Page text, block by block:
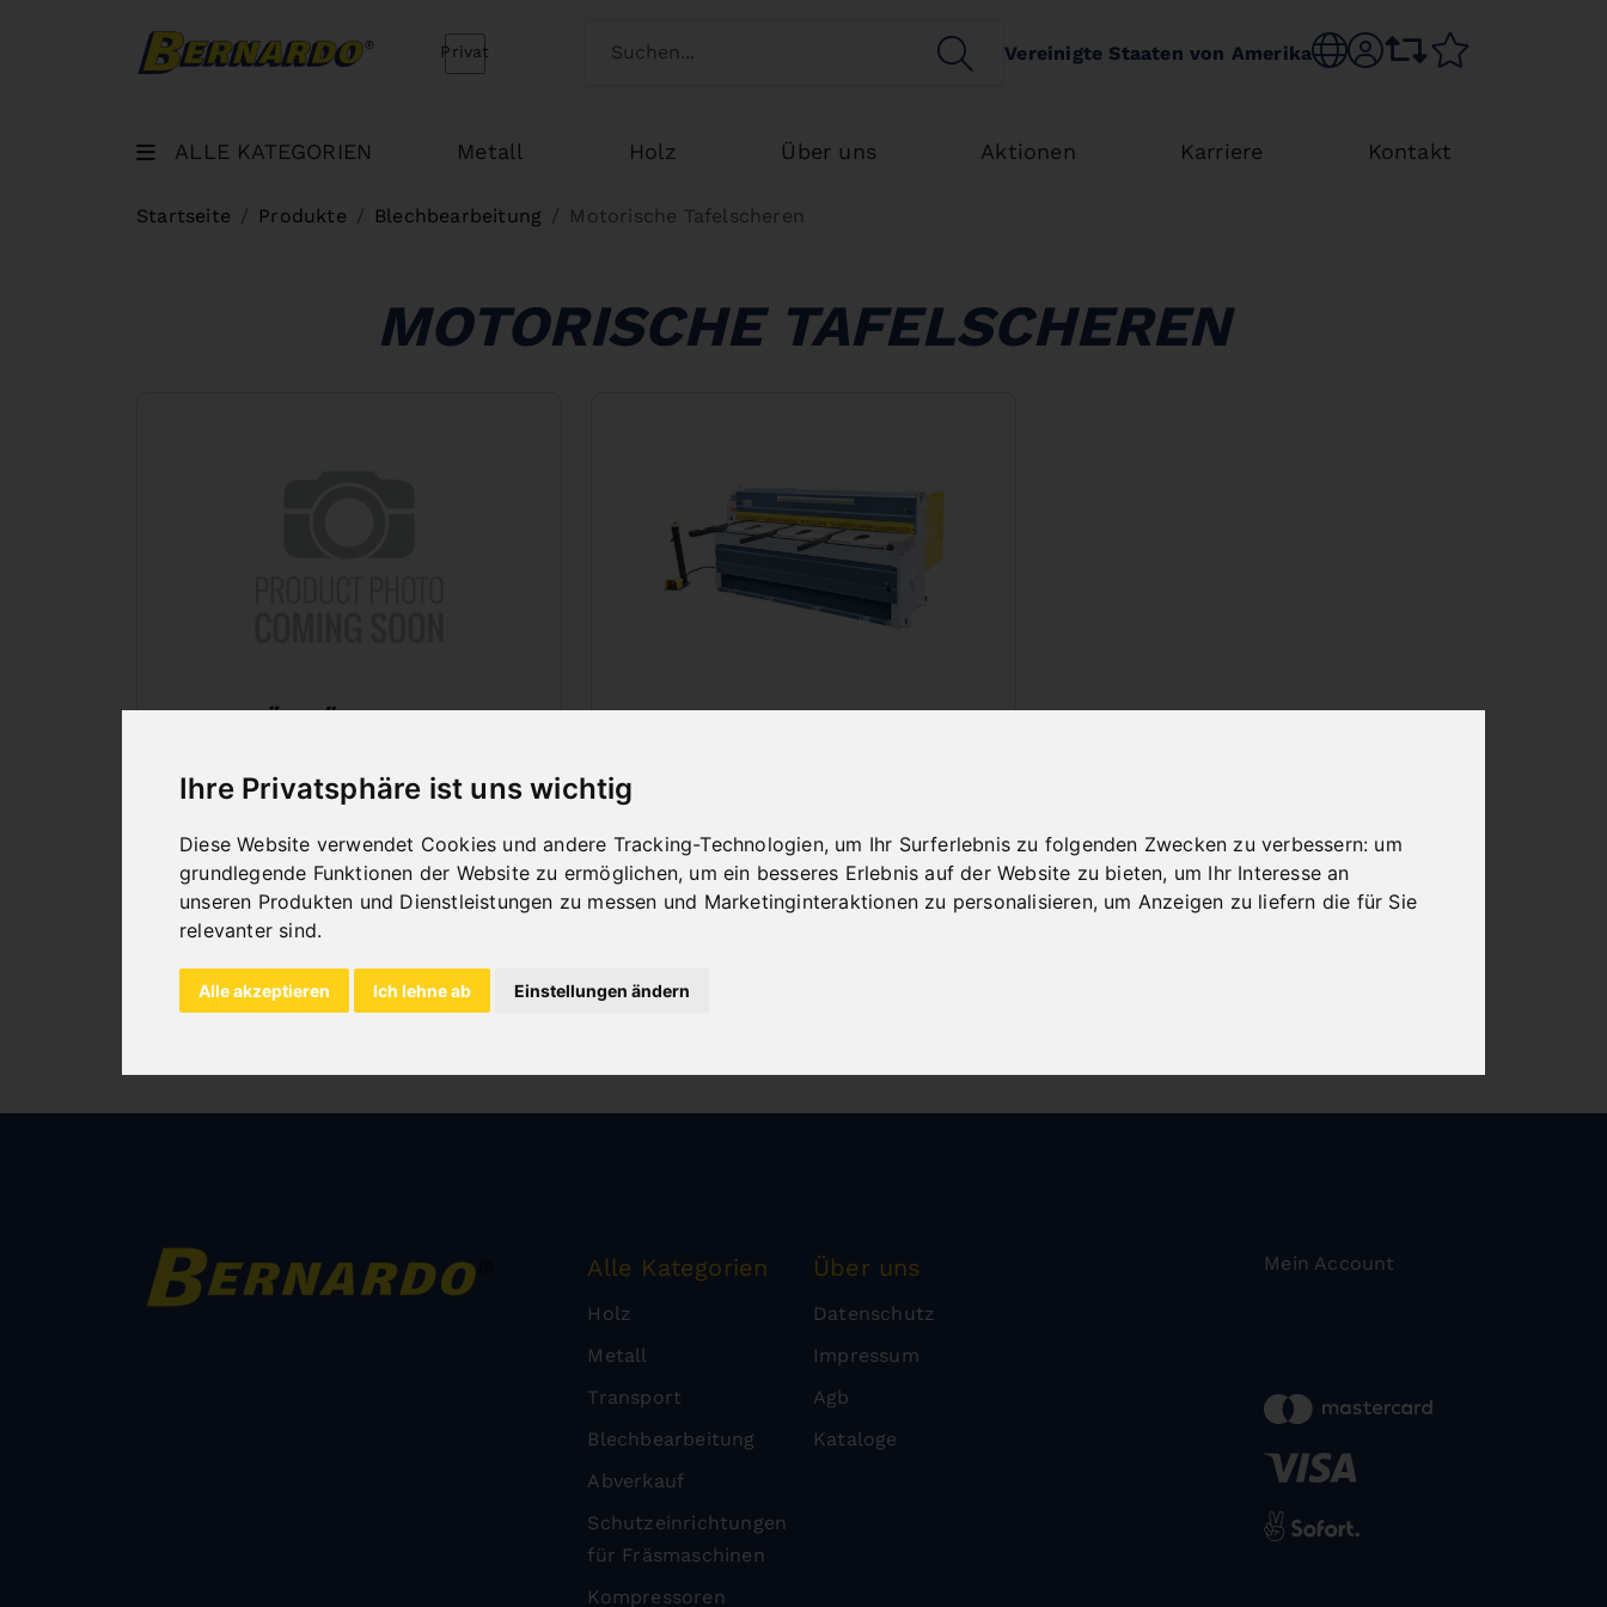
Ihre Privatsphäre ist uns wichtig
Diese Website verwendet Cookies und andere Tracking-Technologien, um Ihr Surferlebnis zu folgenden Zwecken zu verbessern: um
grundlegende Funktionen der Website zu ermöglichen, um ein besseres Erlebnis auf der Website zu bieten, um Ihr Interesse an
unseren Produkten und Dienstleistungen zu messen und Marketinginteraktionen zu personalisieren, um Anzeigen zu liefern die für Sie
relevanter sind.
Alle akzeptieren Ich lehne ab Einstellungen ändern
Bernardo Home Kundenart wechseln
Privat SEARCHVereinigte Staaten von Amerika Sprache wechseln
sr.accountVergleichsliste
ALLE KATEGORIEN Metall Holz Über uns Aktionen Karriere Kontakt
Startseite Produkte Blechbearbeitung Motorische Tafelscheren
MOTORISCHE TAFELSCHEREN
ZUBEHÖR FÜR MOTORISCHE
MOTORISCHE
Alle Kategorien
Holz
Metall
Transport
Blechbearbeitung
Abverkauf
Schutzeinrichtungen
für Fräsmaschinen
Kompressoren
Über uns
Datenschutz
Impressum
Agb
Kataloge
Mein Account